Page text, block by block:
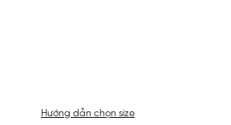
Hướng dẫn chọn size